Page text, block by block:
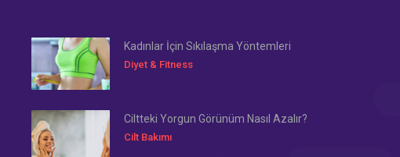
Kadınlar İçin Sıkılaşma Yöntemleri
Diyet & Fitness
Ciltteki Yorgun Görünüm Nasıl Azalır?
Cilt Bakımı